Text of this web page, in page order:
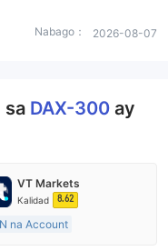
Nabago： 2026-08-07
sa DAX-300 ay
VT Markets
Kalidad 8.62
na Account